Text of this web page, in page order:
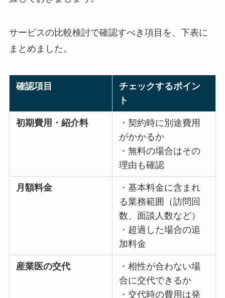
ービスと、オプションとなるサービスを事前に把
サービスの比較検討で確認すべき項目を、下表に
確認項目
チェックするポイン
ト
・契約時に別途費用
がかかるか
・無料の場合はその
理由も確認
・基本料金に含まれ
る業務範囲（訪問回
数、面談人数など）
・超過した場合の追
加料金
・相性が合わない場